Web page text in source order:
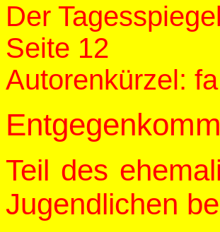
Der
Seite 12
Autorenkürzel: fa
Teil des
Jugendlichen